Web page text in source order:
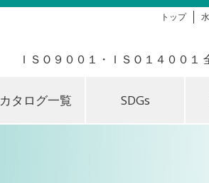
トップ
ＩＳＯ９００１・ＩＳＯ１４００１
カタログ一覧 SDGs